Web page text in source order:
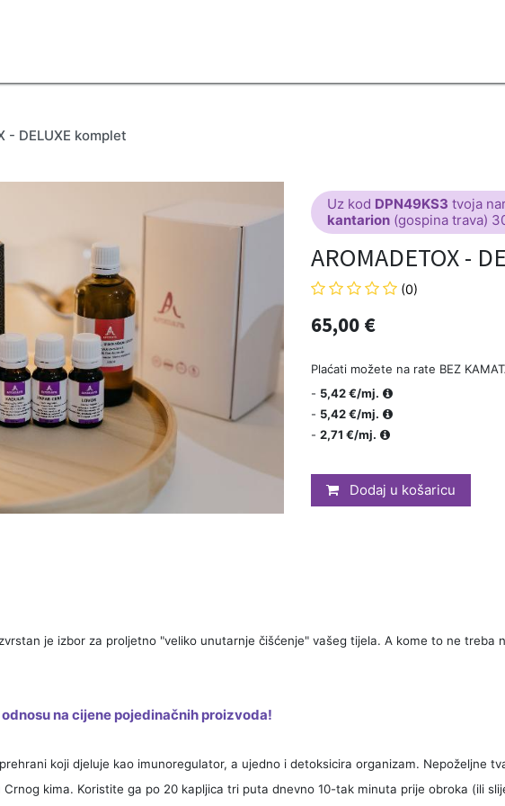
- DELUXE komplet
Uz kod DPN49KS3 tvoja
kantarion (gospina trava)
AROMADETOX -
(0)
65,00 €
Plaćati možete na rate BEZ
- 5,42 €/mj.
- 5,42 €/mj.
- 2,71 €/mj.
Dodaj u košaricu
je izbor za proljetno "veliko unutarnje čišćenje" vašeg tijela. A kome to ne treba
na cijene pojedinačnih proizvoda!
koji djeluje kao imunoregulator, a ujedno i detoksicira organizam. Nepoželjne
kima. Koristite ga po 20 kapljica tri puta dnevno 10-tak minuta prije obroka (ili